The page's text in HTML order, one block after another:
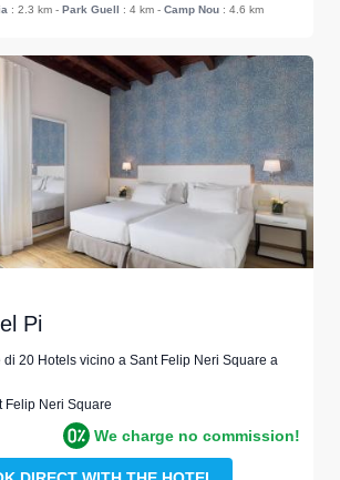
: 2.3 km - Park Guell : 4 km - Camp Nou : 4.6 km
Pi
20 Hotels vicino a Sant Felip Neri Square a
Felip Neri Square
We charge no commission!